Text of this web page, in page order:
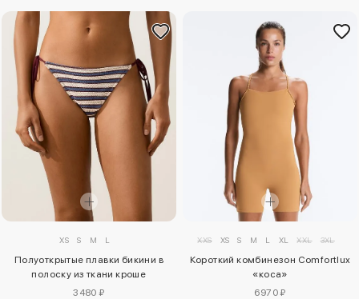
XS S M L
Полуоткрытые плавки бикини в
полоску из ткани кроше
3480 ₽
XXS XS S M L XL XXL 3XL
Короткий комбинезон Comfortlux
«коса»
6970 ₽